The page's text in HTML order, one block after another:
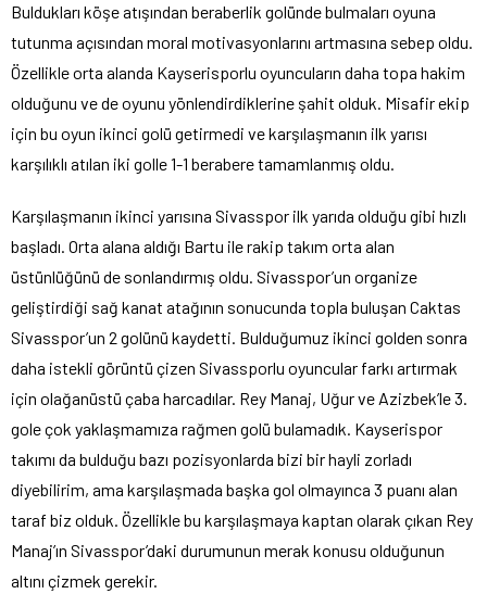
Buldukları köşe atışından beraberlik golünde bulmaları oyuna
tutunma açısından moral motivasyonlarını artmasına sebep oldu.
Özellikle orta alanda Kayserisporlu oyuncuların daha topa hakim
olduğunu ve de oyunu yönlendirdiklerine şahit olduk. Misafir ekip
için bu oyun ikinci golü getirmedi ve karşılaşmanın ilk yarısı
karşılıklı atılan iki golle 1-1 berabere tamamlanmış oldu.
Karşılaşmanın ikinci yarısına Sivasspor ilk yarıda olduğu gibi hızlı
başladı. Orta alana aldığı Bartu ile rakip takım orta alan
üstünlüğünü de sonlandırmış oldu. Sivasspor’un organize
geliştirdiği sağ kanat atağının sonucunda topla buluşan Caktas
Sivasspor’un 2 golünü kaydetti. Bulduğumuz ikinci golden sonra
daha istekli görüntü çizen Sivassporlu oyuncular farkı artırmak
için olağanüstü çaba harcadılar. Rey Manaj, Uğur ve Azizbek’le 3.
gole çok yaklaşmamıza rağmen golü bulamadık. Kayserispor
takımı da bulduğu bazı pozisyonlarda bizi bir hayli zorladı
diyebilirim, ama karşılaşmada başka gol olmayınca 3 puanı alan
taraf biz olduk. Özellikle bu karşılaşmaya kaptan olarak çıkan Rey
Manaj’ın Sivasspor’daki durumunun merak konusu olduğunun
altını çizmek gerekir.